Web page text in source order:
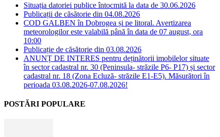
Situația datoriei publice întocmită la data de 30.06.2026
Publicații de căsătorie din 04.08.2026
COD GALBEN în Dobrogea și pe litoral. Avertizarea
meteorologilor este valabilă până în data de 07 august, ora
10:00
Publicație de căsătorie din 03.08.2026
ANUNȚ DE INTERES pentru deținătorii imobilelor situate
în sector cadastral nr. 30 (Peninsula- străzile P6- P17) și sector
cadastral nr. 18 (Zona Ecluză- străzile E1-E5). Măsurători în
perioada 03.08.2026-07.08.2026!
POSTĂRI POPULARE